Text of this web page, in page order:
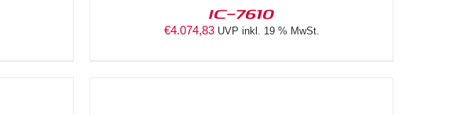
IC-7610
€4.074,83 UVP inkl. 19 % MwSt.